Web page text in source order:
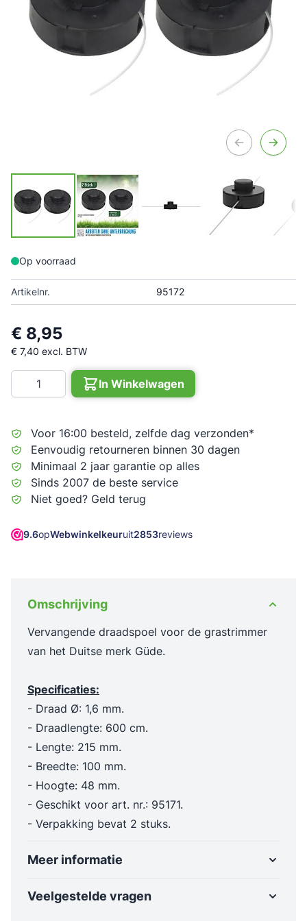
Op voorraad
Artikelnr. 95172
€ 8,95
€ 7,40 excl. BTW
Aantal
In Winkelwagen
Voor 16:00 besteld, zelfde dag verzonden*
Eenvoudig retourneren binnen 30 dagen
Minimaal 2 jaar garantie op alles
Sinds 2007 de beste service
Niet goed? Geld terug
9.6opWebwinkelkeuruit2853reviews
Omschrijving
Vervangende draadspoel voor de grastrimmer
van het Duitse merk Güde.
Specificaties:
- Draad Ø: 1,6 mm.
- Draadlengte: 600 cm.
- Lengte: 215 mm.
- Breedte: 100 mm.
- Hoogte: 48 mm.
- Geschikt voor art. nr.: 95171.
- Verpakking bevat 2 stuks.
Meer informatie
Veelgestelde vragen